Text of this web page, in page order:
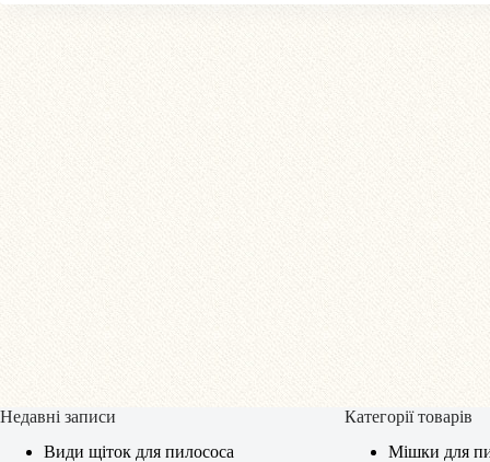
Недавні записи
Види щіток для пилососа
Категорії товарів
Мішки для